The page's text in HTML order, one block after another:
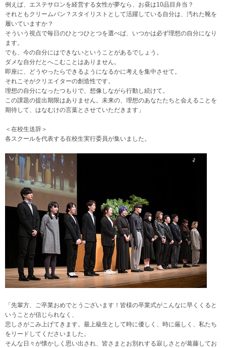
例えば、エステサロンを経営する女性が夢なら、お昼は10品目弁当？
それともクリームパン？スタイリストとして活躍している自分は、汚れた靴を
履いていますか？
そういう視点で毎日のひとつひとつを選べば、いつかは必ず理想の自分になり
ます。
でも、今の自分にはできないということがあるでしょう。
ダメな自分だとへこむことはありません。
即座に、どうやったらできるようになるかに考えを集中させて。
それこそがクリエイターの創造性です。
理想の自分になったつもりで、想像しながら行動し続けて。
この課題の提出期限はありません。未来の、理想のあなたたちと会えることを
期待して、はなむけの言葉とさせていただきます」
＜在校生送辞＞
各スクールを代表する在校生実行委員が集いました。
「先輩方、ご卒業おめでとうございます！皆様の卒業式がこんなに早くくると
いうことが信じられなく、
悲しさがこみ上げてきます。最上級生として時に優しく、時に厳しく、私たち
をリードしてくださいました。
そんな日々が懐かしく思い出され、皆さまとお別れする寂しさとが葛藤してお